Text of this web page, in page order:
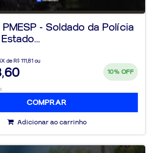
PMESP - Soldado da Polícia
de R$ 111,81 ou
10% OFF
COMPRAR
Adicionar ao carrinho